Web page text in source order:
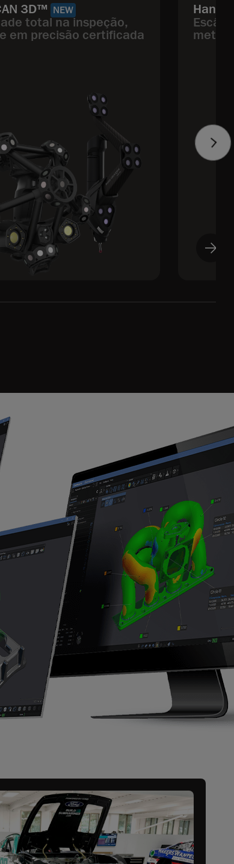
3D™ NEW
total na inspeção,
em precisão certificada